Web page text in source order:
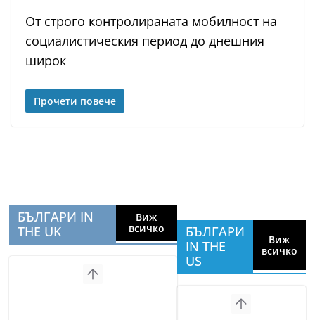
От строго контролираната мобилност на
социалистическия период до днешния
широк
Прочети повече
БЪЛГАРИ IN
THE UK
Виж
всичко
БЪЛГАРИ
IN THE
US
Виж
всичко